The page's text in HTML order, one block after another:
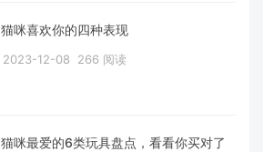
猫咪喜欢你的四种表现
2023-12-08 266 阅读
猫咪最爱的6类玩具盘点，看看你买对了